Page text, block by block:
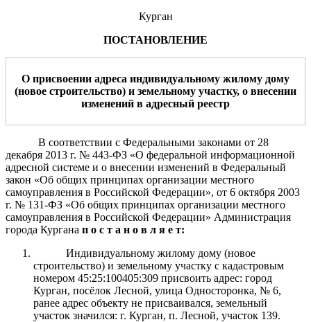
Курган
ПОСТАНОВЛЕНИЕ
О присвоении адреса индивидуальному жилому дому
(новое строительство) и земельному участку, о внесении
изменений в адресный реестр
В соответствии с Федеральными законами от 28
декабря 2013 г. № 443-ФЗ «О федеральной информационной
адресной системе и о внесении изменений в Федеральный
закон «Об общих принципах организации местного
самоуправления в Российской Федерации», от 6 октября 2003
г. № 131-ФЗ «Об общих принципах организации местного
самоуправления в Российской Федерации» Администрация
города Кургана п о с т а н о в л я е т:
Индивидуальному жилому дому (новое
строительство) и земельному участку с кадастровым
номером 45:25:100405:309 присвоить адрес: город
Курган, посёлок Лесной, улица Односторонка, № 6,
ранее адрес объекту не присваивался, земельный
участок значился: г. Курган, п. Лесной, участок 139.